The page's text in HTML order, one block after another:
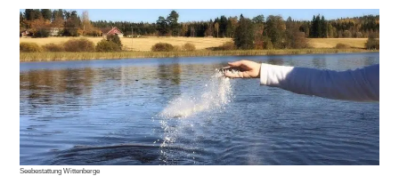
Seebestattung Wittenberge